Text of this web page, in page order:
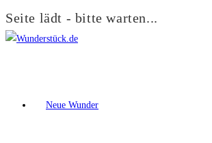
Seite lädt - bitte warten...
Zum
Neue Wunder